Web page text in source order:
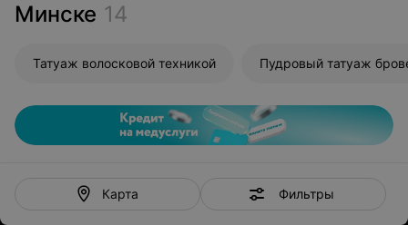
Минске 14
Татуаж волосковой техникой Пудровый татуаж
Карта Фильтры